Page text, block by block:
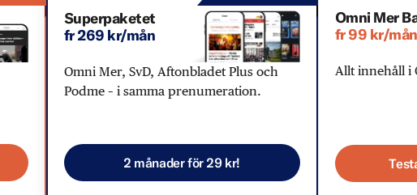
Superpaketet
fr 269 kr/mån
Omni Mer, SvD, Aftonbladet Plus och
Podme – i samma prenumeration.
2 månader för 29 kr!
Omni Mer
fr 99 kr/mån
Allt innehåll i